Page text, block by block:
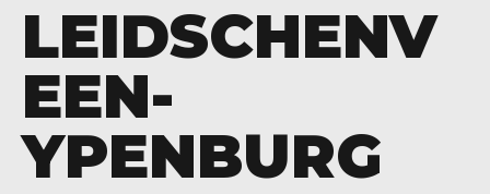
LEIDSCHENV
EEN-
YPENBURG